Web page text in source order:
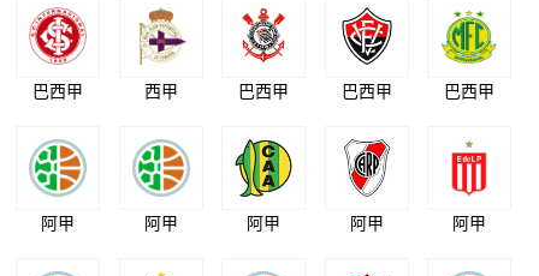
巴西甲 西甲 巴西甲 巴西甲 巴西甲
阿甲 阿甲 阿甲 阿甲 阿甲